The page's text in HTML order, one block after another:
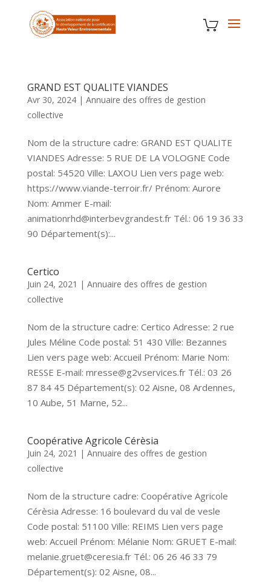
GRAND EST QUALITE VIANDES
Avr 30, 2024| Annuaire des offres de gestion
collective
Nom de la structure cadre: GRAND EST QUALITE
VIANDES Adresse: 5 RUE DE LA VOLOGNE Code
postal: 54520 Ville: LAXOU Lien vers page web:
https://www.viande-terroir.fr/ Prénom: Aurore
Nom: Ammer E-mail:
animationrhd@interbevgrandest.fr Tél.: 06 19 36 33
90 Département(s):...
Certico
Juin 24, 2021 | Annuaire des offres de gestion
collective
Nom de la structure cadre: Certico Adresse: 2 rue
Jules Méline Code postal: 51 430 Ville: Bezannes
Lien vers page web: Accueil Prénom: Marie Nom:
RESSE E-mail: mresse@g2vservices.fr Tél.: 03 26
87 84 45 Département(s): 02 Aisne, 08 Ardennes,
10 Aube, 51 Marne, 52...
Coopérative Agricole Cérèsia
Juin 24, 2021 | Annuaire des offres de gestion
collective
Nom de la structure cadre: Coopérative Agricole
Cérèsia Adresse: 16 boulevard du val de vesle
Code postal: 51100 Ville: REIMS Lien vers page
web: Accueil Prénom: Mélanie Nom: GRUET E-mail:
melanie.gruet@ceresia.fr Tél.: 06 26 46 33 79
Département(s): 02 Aisne, 08...